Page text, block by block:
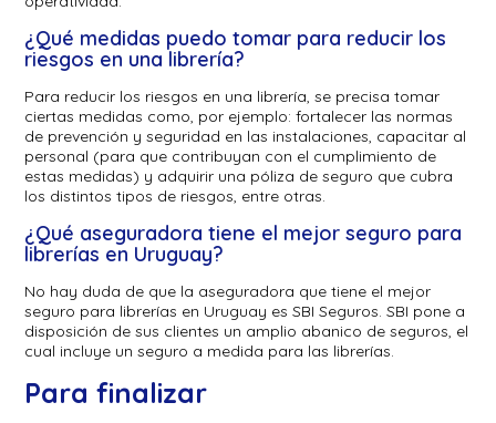
¿Qué medidas puedo tomar para reducir los
riesgos en una librería?
Para reducir los riesgos en una librería, se precisa tomar
ciertas medidas como, por ejemplo: fortalecer las normas
de prevención y seguridad en las instalaciones, capacitar al
personal (para que contribuyan con el cumplimiento de
estas medidas) y adquirir una póliza de seguro que cubra
los distintos tipos de riesgos, entre otras.
¿Qué aseguradora tiene el mejor seguro para
librerías en Uruguay?
No hay duda de que la aseguradora que tiene el mejor
seguro para librerías en Uruguay es SBI Seguros. SBI pone a
disposición de sus clientes un amplio abanico de seguros, el
cual incluye un seguro a medida para las librerías.
Para finalizar